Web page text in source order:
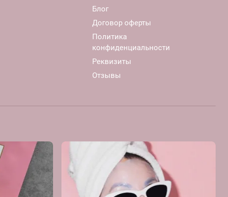
Блог
Договор оферты
Политика
конфиденциальности
Реквизиты
Отзывы